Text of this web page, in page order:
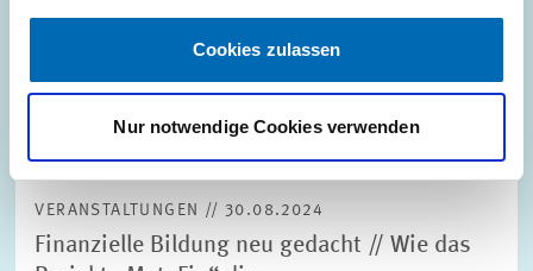
Cookies zulassen
Nur notwendige Cookies verwenden
VERANSTALTUNGEN // 30.08.2024
Finanzielle Bildung neu gedacht // Wie das